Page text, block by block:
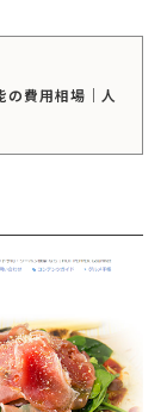
の費用相場｜人